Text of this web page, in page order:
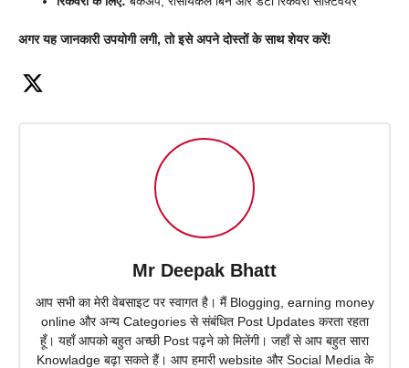
अगर यह जानकारी उपयोगी लगी, तो इसे अपने दोस्तों के साथ शेयर करें!
Mr Deepak Bhatt
आप सभी का मेरी वेबसाइट पर स्वागत है। मैं Blogging, earning money
online और अन्य Categories से संबंधित Post Updates करता रहता
हूँ। यहाँ आपको बहुत अच्छी Post पढ़ने को मिलेंगी। जहाँ से आप बहुत सारा
Knowladge बढ़ा सकते हैं। आप हमारी website और Social Media के